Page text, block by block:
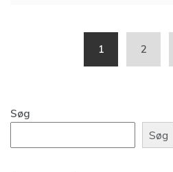
1 2
Søg
Søg